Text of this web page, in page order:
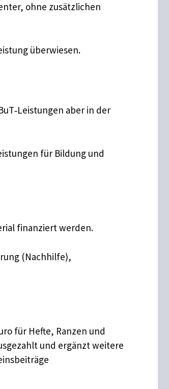
ohne zusätzlichen
überwiesen.
aber in der
für Bildung und
finanziert werden.
(Nachhilfe),
für Hefte, Ranzen und
und ergänzt weitere